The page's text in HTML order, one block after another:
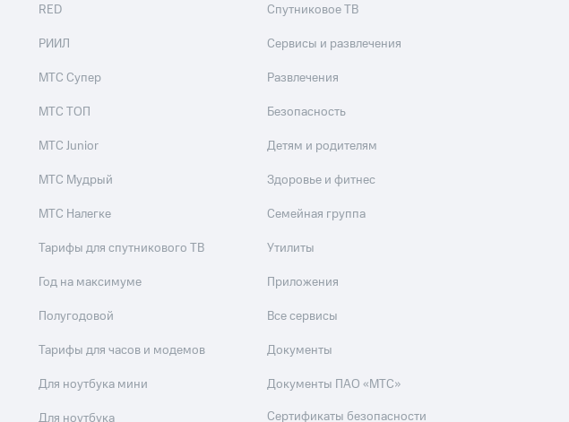
RED
РИИЛ
МТС Супер
МТС ТОП
МТС Junior
МТС Мудрый
МТС Налегке
Тарифы для спутникового ТВ
Год на максимуме
Полугодовой
Тарифы для часов и модемов
Для ноутбука мини
Спутниковое ТВ
Сервисы и развлечения
Развлечения
Безопасность
Детям и родителям
Здоровье и фитнес
Семейная группа
Утилиты
Приложения
Все сервисы
Документы
Документы ПАО «МТС»
Сертификаты безопасности